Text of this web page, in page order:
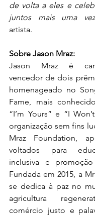
de volta a eles e
juntos mais uma
artista.
Sobre Jason Mraz:
Jason Mraz é
vencedor de dois
homenageado no
Fame, mais
“I’m Yours” e “I
organização sem fins
Mraz Foundation,
voltados para
inclusiva e
Fundada em 2015, a
se dedica à paz no
agricultura
comércio justo e